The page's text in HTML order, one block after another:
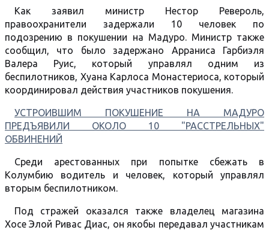
Как заявил министр Нестор Ревероль,
правоохранители задержали 10 человек по
подозрению в покушении на Мадуро. Министр также
сообщил, что было задержано Арраниса Гарбиэля
Валера Руис, который управлял одним из
беспилотников, Хуана Карлоса Монастериоса, который
координировал действия участников покушения.
УСТРОИВШИМ ПОКУШЕНИЕ НА МАДУРО
ПРЕДЪЯВИЛИ ОКОЛО 10 "РАССТРЕЛЬНЫХ"
ОБВИНЕНИЙ
Среди арестованных при попытке сбежать в
Колумбию водитель и человек, который управлял
вторым беспилотником.
Под стражей оказался также владелец магазина
Хосе Элой Ривас Диас, он якобы передавал участникам